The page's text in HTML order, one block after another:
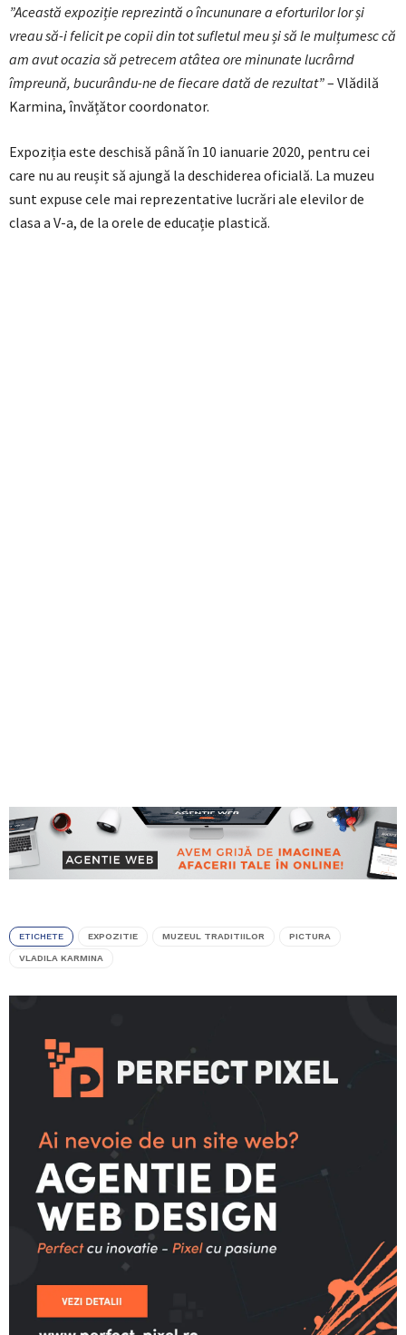
”Această expoziție reprezintă o încununare a eforturilor lor și
vreau să-i felicit pe copii din tot sufletul meu și să le mulțumesc că
am avut ocazia să petrecem atâtea ore minunate lucrârnd
împreună, bucurându-ne de fiecare dată de rezultat”– Vlădilă
Karmina, învățător coordonator.
Expoziția este deschisă până în 10 ianuarie 2020, pentru cei
care nu au reușit să ajungă la deschiderea oficială. La muzeu
sunt expuse cele mai reprezentative lucrări ale elevilor de
clasa a V-a, de la orele de educație plastică.
ETICHETE EXPOZITIE MUZEUL TRADITIILOR PICTURA
VLADILA KARMINA